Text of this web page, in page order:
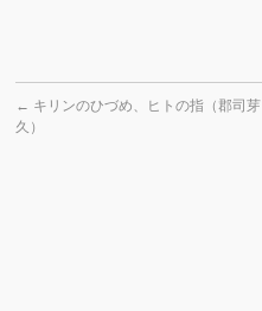
← キリンのひづめ、ヒトの指（郡司芽
久）